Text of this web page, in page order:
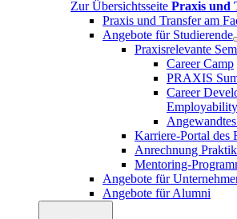
Zur Übersichtsseite Praxis und
Praxis und Transfer am
Angebote für Studierende
Praxisrelevante
Career Camp
PRAXIS
Career
Employability
Karriere-Portal des
Anrechnung
Mentoring-
Angebote für
Angebote für Alumni